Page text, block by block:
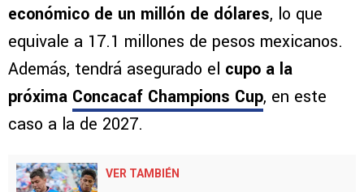
económico de un millón de dólares, lo que
equivale a 17.1 millones de pesos mexicanos.
Además, tendrá asegurado el cupo a la
próxima Concacaf Champions Cup, en este
caso a la de 2027.
VER TAMBIÉN